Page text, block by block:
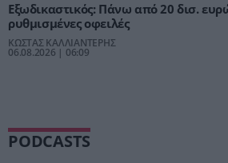
Εξωδικαστικός: Πάνω από 20 δισ.
ρυθμισμένες οφειλές
ΚΩΣΤΑΣ ΚΑΛΛΙΑΝΤΕΡΗΣ
06.08.2026 | 06:09
PODCASTS